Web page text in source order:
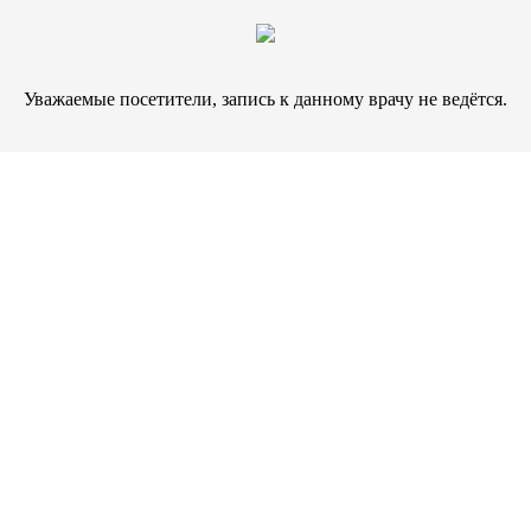
Уважаемые посетители, запись к данному врачу не ведётся.